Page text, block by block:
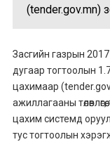
(tender.gov.mn)
Засгийн газрын
дугаар тогтоолын
цахимаар
ажиллагааны
цахим системд
тус тогтоолын